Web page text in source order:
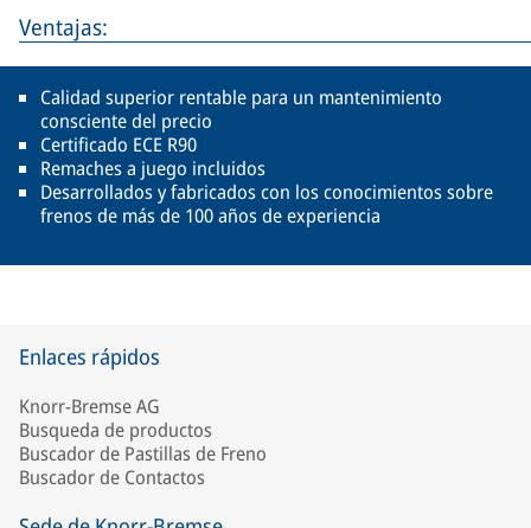
Ventajas:
Calidad superior rentable para un mantenimiento
consciente del precio
Certificado ECE R90
Remaches a juego incluidos
Desarrollados y fabricados con los conocimientos sobre
frenos de más de 100 años de experiencia
Enlaces rápidos
Knorr-Bremse AG
Busqueda de productos
Buscador de Pastillas de Freno
Buscador de Contactos